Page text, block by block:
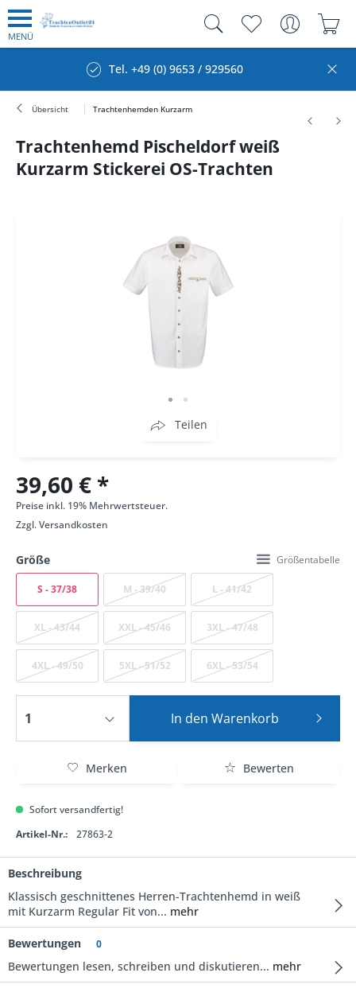
MENÜ
Tel. +49 (0) 9653 / 929560
Übersicht Trachtenhemden Kurzarm
Trachtenhemd Pischeldorf weiß
Kurzarm Stickerei OS-Trachten
Teilen
39,60 € *
Preise inkl. 19% Mehrwertsteuer.
Zzgl.Versandkosten
Größe Größentabelle
S - 37/38 M - 39/40 L - 41/42
XL - 43/44 XXL - 45/46 3XL - 47/48
4XL - 49/50 5XL - 51/52 6XL - 53/54
In den Warenkorb
Merken Bewerten
Sofort versandfertig!
Artikel-Nr.:
27863-2
Beschreibung
Klassisch geschnittenes Herren-Trachtenhemd in weiß
mit Kurzarm Regular Fit von... mehr
Bewertungen 0
Bewertungen lesen, schreiben und diskutieren... mehr